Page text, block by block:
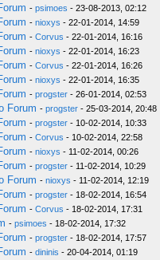
- psimoes - 23-08-2013, 02:12
- nioxys - 22-01-2014, 14:59
- Corvus - 22-01-2014, 16:16
- nioxys - 22-01-2014, 16:23
- Corvus - 22-01-2014, 16:26
- nioxys - 22-01-2014, 16:35
- progster - 26-01-2014, 02:53
Forum - progster - 25-03-2014, 20:48
- progster - 10-02-2014, 10:33
- Corvus - 10-02-2014, 22:58
- nioxys - 11-02-2014, 00:26
- progster - 11-02-2014, 10:29
Forum - nioxys - 11-02-2014, 12:19
- progster - 18-02-2014, 16:54
- Corvus - 18-02-2014, 17:31
- psimoes - 18-02-2014, 17:32
- progster - 18-02-2014, 17:57
- dininis - 20-04-2014, 01:19